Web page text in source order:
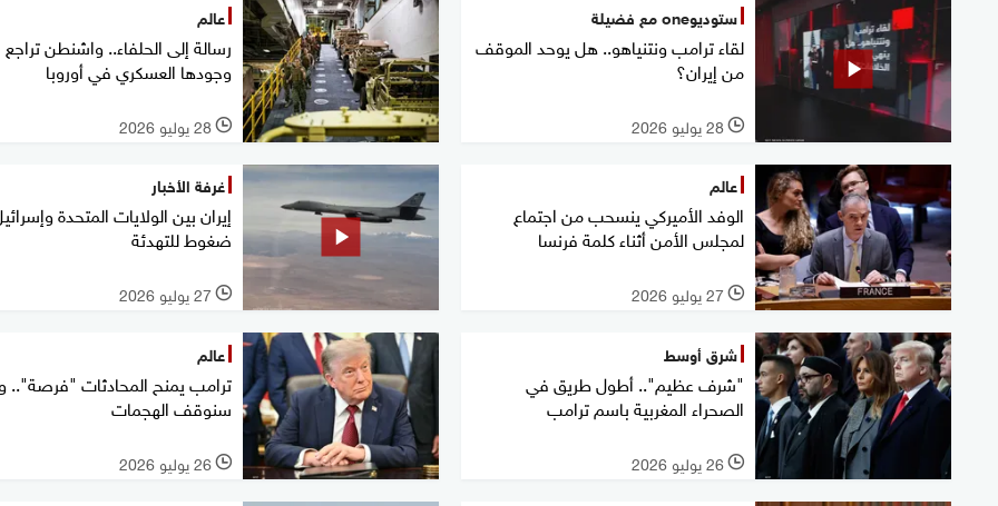
ستوديوone مع فضيلة
لقاء ترامب ونتنياهو.. هل يوحد الموقف
من إيران؟
l 28 يوليو 2026
عالم
رسالة إلى الحلفاء.. واشنطن تراجع
وجودها العسكري في أوروبا
l 28 يوليو 2026
عالم
الوفد الأميركي ينسحب من اجتماع
لمجلس الأمن أثناء كلمة فرنسا
l 27 يوليو 2026
غرفة الأخبار
إيران بين الولايات المتحدة
ضغوط للتهدئة
l 27 يوليو 2026
شرق أوسط
"شرف عظيم".. أطول طريق في
الصحراء المغربية باسم ترامب
l 26 يوليو 2026
عالم
ترامب يمنح المحادثات "فرصة"..
سنوقف الهجمات
l 26 يوليو 2026